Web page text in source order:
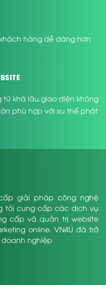
hàng dễ dàng hơn
khá lâu,giao diện không
phù hợp với xu thế phát
giải pháp công nghệ
tôi cung cấp các dịch vụ
cấp và quản trị website
online. VN4U đã trở
nghiệp